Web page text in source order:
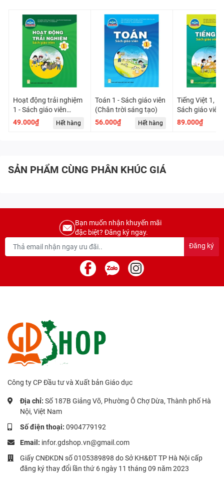
Hoạt động trải nghiệm
1 - Sách giáo viên
(Chân trời sáng tạo)
49.000₫ Hết hàng
Toán 1 - Sách giáo viên
(Chân trời sáng tạo)
56.000₫
Hết hàng
Tiếng Việt 1,
Sách giáo viên
trời sáng tạo)
89.000₫
SẢN PHẨM CÙNG PHÂN KHÚC GIÁ
Bạn muốn nhận khuyến mãi
đặc biệt? Đăng ký ngay.
Đăng ký
Công ty CP Đầu tư và Xuất bản Giáo dục
Địa chỉ: Số 187B Giảng Võ, Phường Ô Chợ Dừa, Thành phố Hà
Nội, Việt Nam
Số điện thoại: 0904779192
Email: infor.gdshop.vn@gmail.com
Giấy CNĐKDN số 0105389898 do Sở KH&ĐT TP Hà Nội cấp
đăng ký thay đổi lần thứ 6 ngày 11 tháng 09 năm 2023